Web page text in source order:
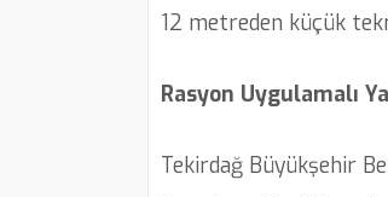
12 metreden küçük
Rasyon Uygulamalı
Tekirdağ Büyükşehir